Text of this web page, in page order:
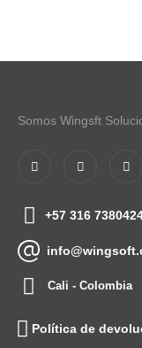
Somos Wingsft
+57 316
Cali - Colombia
Política de